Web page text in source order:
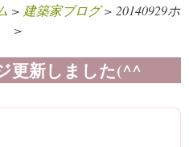
> 建築家ブログ> 20140929ホ
>
更新しました(^^ゞ